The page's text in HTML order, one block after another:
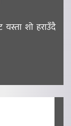
शो हराउँदै